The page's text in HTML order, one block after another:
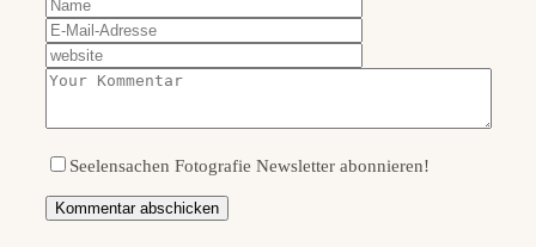
Seelensachen Fotografie Newsletter abonnieren!